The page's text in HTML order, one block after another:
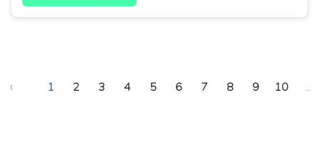
‹ 1 2 3 4 5 6 7 8 9 10 ...